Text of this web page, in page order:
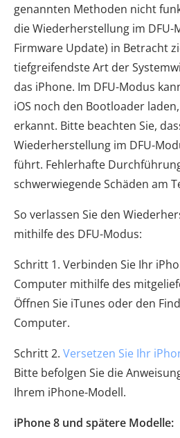
genannten Methoden nicht
die Wiederherstellung im DFU-
Firmware Update) in Betracht
tiefgreifendste Art der
das iPhone. Im DFU-Modus
iOS noch den Bootloader
erkannt. Bitte beachten Sie,
Wiederherstellung im DFU-
führt. Fehlerhafte
schwerwiegende Schäden am
So verlassen Sie den
mithilfe des DFU-Modus:
Schritt 1. Verbinden Sie Ihr
Computer mithilfe des
Öffnen Sie iTunes oder den
Computer.
Schritt 2. Versetzen Sie Ihr
Bitte befolgen Sie die
Ihrem iPhone-Modell.
iPhone 8 und spätere Modelle: